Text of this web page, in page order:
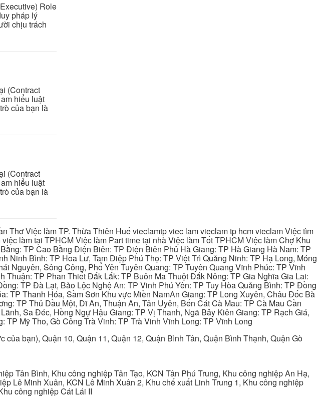
Role
pháp lý
chịu trách
(Contract
hiểu luật
của bạn là
(Contract
hiểu luật
của bạn là
Thơ Việc làm TP. Thừa Thiên Huế vieclamtp viec lam vieclam tp hcm vieclam Việc tìm
làm tại TPHCM Việc làm Part time tại nhà Việc làm Tốt TPHCM Việc làm Chợ Khu
TP Cao Bằng Điện Biên: TP Điện Biên Phủ Hà Giang: TP Hà Giang Hà Nam: TP
Bình: TP Hoa Lư, Tam Điệp Phú Thọ: TP Việt Trì Quảng Ninh: TP Hạ Long, Móng
Nguyên, Sông Công, Phổ Yên Tuyên Quang: TP Tuyên Quang Vĩnh Phúc: TP Vĩnh
TP Phan Thiết Đắk Lắk: TP Buôn Ma Thuột Đắk Nông: TP Gia Nghĩa Gia Lai:
TP Đà Lạt, Bảo Lộc Nghệ An: TP Vinh Phú Yên: TP Tuy Hòa Quảng Bình: TP Đồng
TP Thanh Hóa, Sầm Sơn Khu vực Miền NamAn Giang: TP Long Xuyên, Châu Đốc Bà
TP Thủ Dầu Một, Dĩ An, Thuận An, Tân Uyên, Bến Cát Cà Mau: TP Cà Mau Cần
Sa Đéc, Hồng Ngự Hậu Giang: TP Vị Thanh, Ngã Bảy Kiên Giang: TP Rạch Giá,
Mỹ Tho, Gò Công Trà Vinh: TP Trà Vinh Vĩnh Long: TP Vĩnh Long
bạn), Quận 10, Quận 11, Quận 12, Quận Bình Tân, Quận Bình Thạnh, Quận Gò
Tân Bình, Khu công nghiệp Tân Tạo, KCN Tân Phú Trung, Khu công nghiệp An Hạ,
Lê Minh Xuân, KCN Lê Minh Xuân 2, Khu chế xuất Linh Trung 1, Khu công nghiệp
công nghiệp Cát Lái II